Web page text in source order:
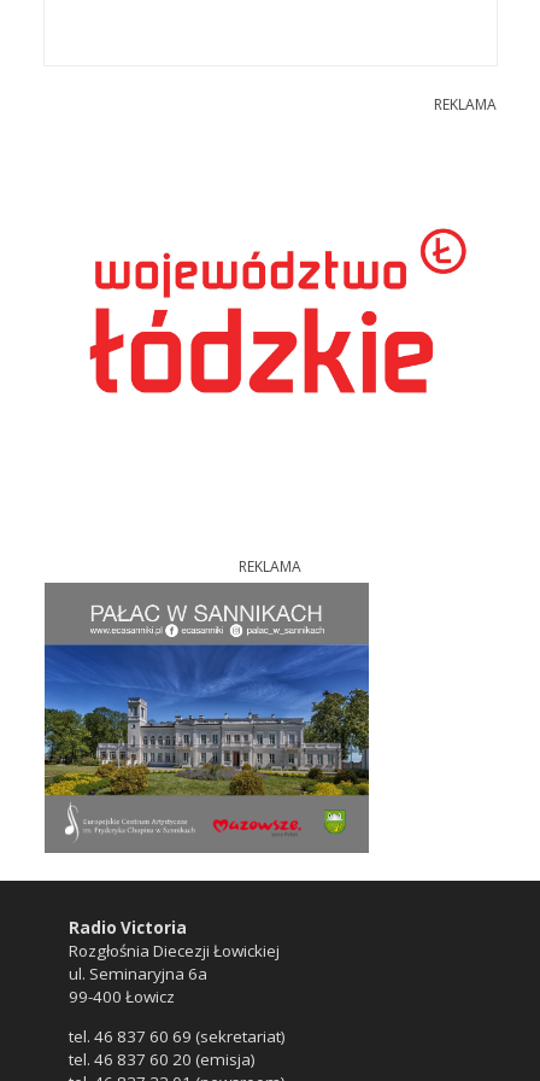
REKLAMA
REKLAMA
Radio Victoria
Rozgłośnia Diecezji Łowickiej
ul. Seminaryjna 6a
99-400 Łowicz
tel. 46 837 60 69 (sekretariat)
tel. 46 837 60 20 (emisja)